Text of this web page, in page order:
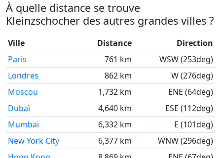
À quelle distance se trouve
Kleinzschocher des autres grandes villes ?
Ville Distance
Direction
Paris
761 km
WSW (253deg)
Londres
862 km
W (276deg)
Moscou
1,732 km
ENE (64deg)
Dubaï
4,640 km
ESE (112deg)
Mumbai
6,332 km
E (101deg)
New York City
6,377 km
WNW (296deg)